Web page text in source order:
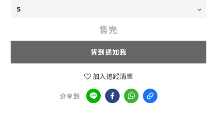
售完
貨到通知我
加入追蹤清單
分享到